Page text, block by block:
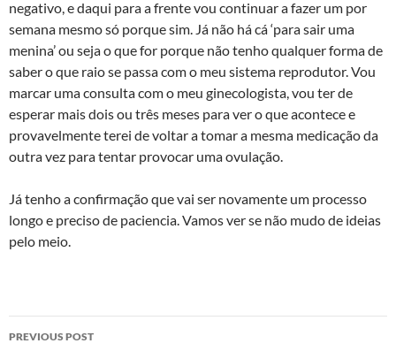
negativo, e daqui para a frente vou continuar a fazer um por
semana mesmo só porque sim. Já não há cá ‘para sair uma
menina’ ou seja o que for porque não tenho qualquer forma de
saber o que raio se passa com o meu sistema reprodutor. Vou
marcar uma consulta com o meu ginecologista, vou ter de
esperar mais dois ou três meses para ver o que acontece e
provavelmente terei de voltar a tomar a mesma medicação da
outra vez para tentar provocar uma ovulação.
Já tenho a confirmação que vai ser novamente um processo
longo e preciso de paciencia. Vamos ver se não mudo de ideias
pelo meio.
Post
PREVIOUS POST